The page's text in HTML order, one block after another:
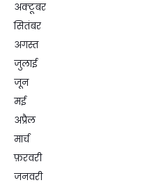
अक्टूबर
सितंबर
अगस्त
जुलाई
जून
मई
अप्रैल
मार्च
फ़रवरी
जनवरी